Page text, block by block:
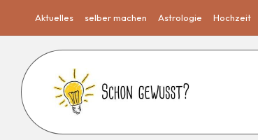
Aktuelles selber machen Astrologie Hochzeit